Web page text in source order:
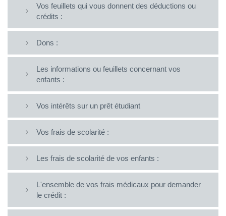
Vos feuillets qui vous donnent des déductions ou
crédits :
Dons :
Les informations ou feuillets concernant vos
enfants :
Vos intérêts sur un prêt étudiant
Vos frais de scolarité :
Les frais de scolarité de vos enfants :
L'ensemble de vos frais médicaux pour demander
le crédit :